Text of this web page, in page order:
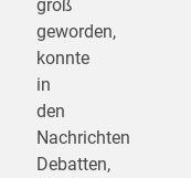
groß
geworden,
konnte
in
den
Nachrichten
Debatten,